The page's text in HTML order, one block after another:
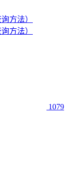
方法）
方法）
1079